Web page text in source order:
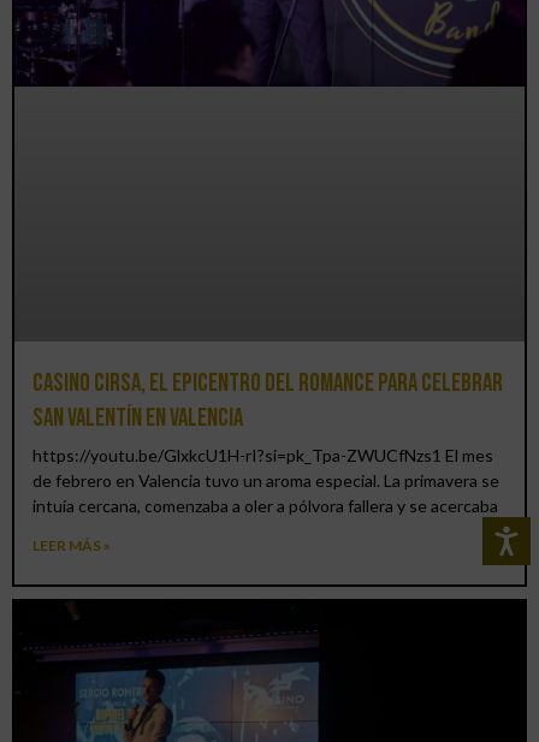
Casino CIRSA, el epicentro del romance para celebrar
San Valentín en Valencia
https://youtu.be/GlxkcU1H-rI?si=pk_Tpa-ZWUCfNzs1 El mes
de febrero en Valencia tuvo un aroma especial. La primavera se
intuía cercana, comenzaba a oler a pólvora fallera y se acercaba
LEER MÁS »